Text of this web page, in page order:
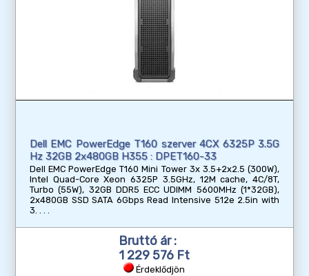
Dell EMC PowerEdge T160 szerver 4CX 6325P 3.5G
Hz 32GB 2x480GB H355 : DPET160-33
Dell EMC PowerEdge T160 Mini Tower 3x 3.5+2x2.5 (300W),
Intel Quad-Core Xeon 6325P 3.5GHz, 12M cache, 4C/8T,
Turbo (55W), 32GB DDR5 ECC UDIMM 5600MHz (1*32GB),
2x480GB SSD SATA 6Gbps Read Intensive 512e 2.5in with
3.
Bruttó ár :
1 229 576 Ft
Érdeklődjön